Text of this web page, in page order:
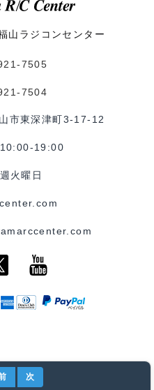
山ラジコンセンター
7505
7504
市東深津町3-17-12
10:00-19:00
火曜日
次